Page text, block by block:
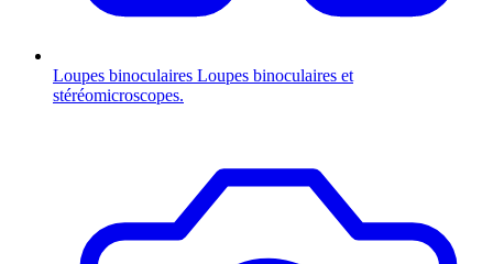
Loupes binoculaires Loupes binoculaires et
stéréomicroscopes.